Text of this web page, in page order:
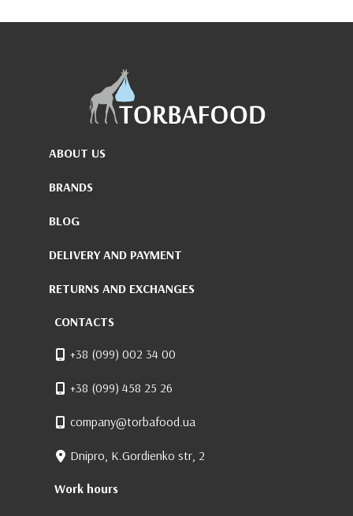
ABOUT US
BRANDS
BLOG
DELIVERY AND PAYMENT
RETURNS AND EXCHANGES
CONTACTS
+38 (099) 002 34 00
+38 (099) 458 25 26
company@torbafood.ua
Dnipro, K.Gordienko str, 2
Work hours